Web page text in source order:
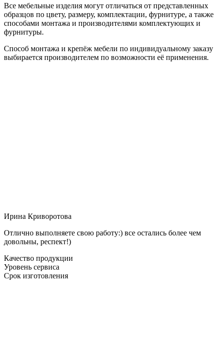
Все мебельные изделия могут отличаться от представленных
образцов по цвету, размеру, комплектации, фурнитуре, а также
способами монтажа и производителями комплектующих и
фурнитуры.
Способ монтажа и крепёж мебели по индивидуальному заказу
выбирается производителем по возможности её применения.
Ирина Криворотова
Отлично выполняете свою работу:) все остались более чем
довольны, респект!)
Качество продукции
Уровень сервиса
Срок изготовления